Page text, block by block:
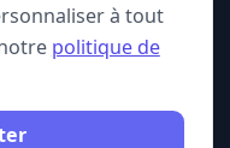
à tout
politique de